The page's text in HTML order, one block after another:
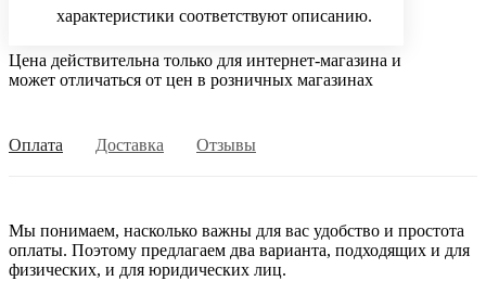
характеристики соответствуют описанию.
Цена действительна только для интернет-магазина и
может отличаться от цен в розничных магазинах
Оплата Доставка Отзывы
Мы понимаем, насколько важны для вас удобство и простота
оплаты. Поэтому предлагаем два варианта, подходящих и для
физических, и для юридических лиц.